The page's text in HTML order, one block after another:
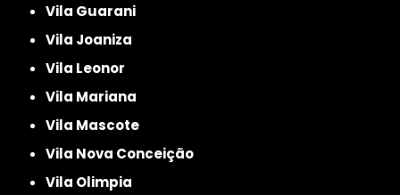
Vila Guarani
Vila Joaniza
Vila Leonor
Vila Mariana
Vila Mascote
Vila Nova Conceição
Vila Olimpia